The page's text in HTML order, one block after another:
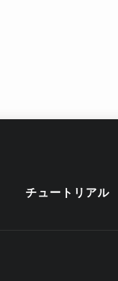
チュートリアル